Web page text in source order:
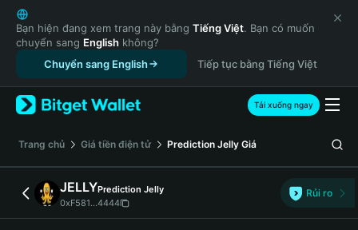
English
日本語
Tiếng Việt
Русский
Español (Latinoamérica)
Türkçe
Français
Deutsch
简体中文
繁體中文
Português (Portugal)
Bạn hiện đang xem trang này bằng Tiếng Việt. Bạn có muốn
chuyển sang English không?
Chuyển sang English
Tiếp tục bằng Tiếng Việt
Tải xuống ngay
‌Trang chủ Giá tiền điện tử Prediction Jelly Giá
JELLYPrediction Jelly
0xF581...4444
Rủi ro